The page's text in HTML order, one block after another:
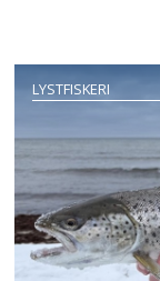
LYSTFISKERI